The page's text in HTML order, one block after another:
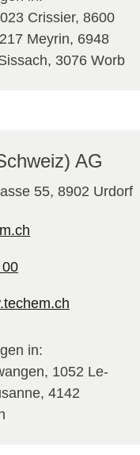
Crissier, 8600
Meyrin, 6948
3076 Worb
AG
55, 8902 Urdorf
in:
1052 Le-
4142